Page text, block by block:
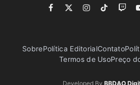
Facebook
X
Instagram
TikTok
SobrePolítica EditorialContato
Termos de UsoPreço
Developed By BBDAO